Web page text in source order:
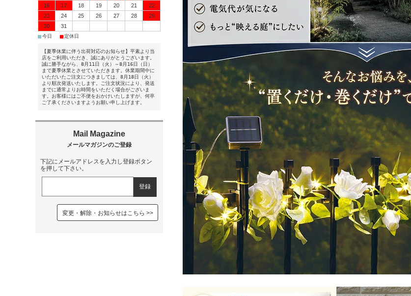
16
17 18 19 20 21
22
23
24 25 26 27 28
29
30
31
■今日 ■定休日
【夏季休業に伴う出荷対応のお知らせ】平素より当
店をご利用いただき、誠にありがとうございます。
誠に勝手ながら、8月11日（火）～8月16日（日）
まで夏季休業とさせていただきます。休業期間中に
いただいたご注文につきましては、8月18日（火）
より順次発送いたします。ご注文状況により、発送
までに通常よりお時間をいただく場合がございま
す。お客様にはご不便をおかけいたしますが、何卒
ご了承くださいますようお願い申し上げます。
下記にメールアドレスを入力し登録ボタン
を押して下さい。
変更・解除・お知らせはこちら